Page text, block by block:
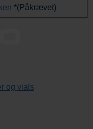
*(Påkrævet)
og vials